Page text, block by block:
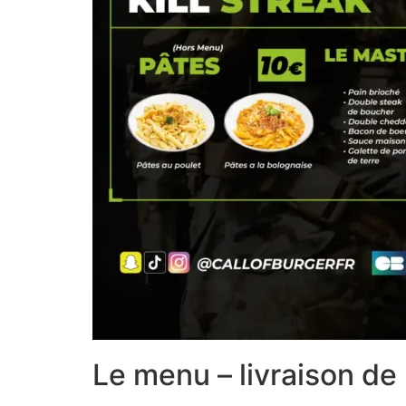
Le menu – livraison